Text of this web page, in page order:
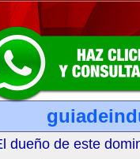
dueño de este